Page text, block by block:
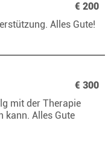
€ 200
Alles Gute!
€ 300
mit der Therapie
kann. Alles Gute